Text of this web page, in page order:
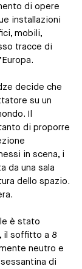
di opere
installazioni
mobili,
tracce di
decide che
su un
Il
di proporre
in scena, i
da una sala
dello spazio.
è stato
il soffitto a 8
neutro e
di